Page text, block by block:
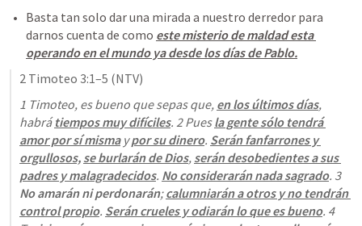
Basta tan solo dar una mirada a nuestro derredor para
darnos cuenta de como este misterio de maldad esta
operando en el mundo ya desde los días de Pablo.
2 Timoteo 3:1–5 (NTV)
1 Timoteo, es bueno que sepas que, en los últimos días,
habrá tiempos muy difíciles. 2 Pues la gente sólo tendrá
amor por sí misma y por su dinero. Serán fanfarrones y
orgullosos, se burlarán de Dios, serán desobedientes a sus
padres y malagradecidos. No considerarán nada sagrado
. 3
No amarán ni perdonarán; calumniarán a otros y no tendrán
control propio. Serán crueles y odiarán lo que es bueno. 4